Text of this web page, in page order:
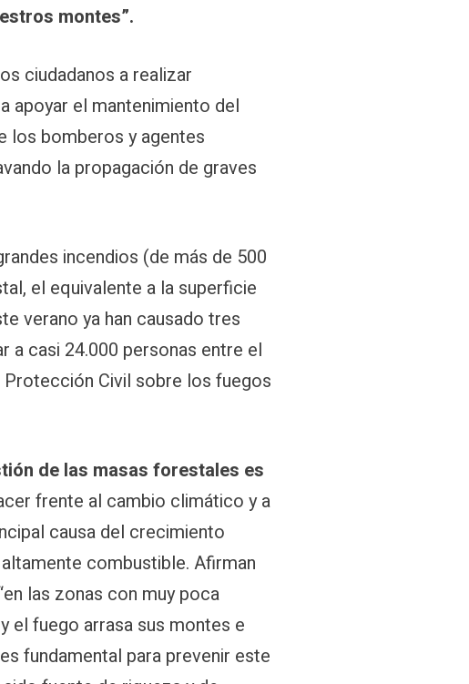
montes”.
ciudadanos a realizar
apoyar el mantenimiento del
los bomberos y agentes
la propagación de graves
incendios (de más de 500
el equivalente a la superficie
verano ya han causado tres
a casi 24.000 personas entre el
Protección Civil sobre los fuegos
de las masas forestales es
frente al cambio climático y a
causa del crecimiento
combustible. Afirman
las zonas con muy poca
el fuego arrasa sus montes e
fundamental para prevenir este